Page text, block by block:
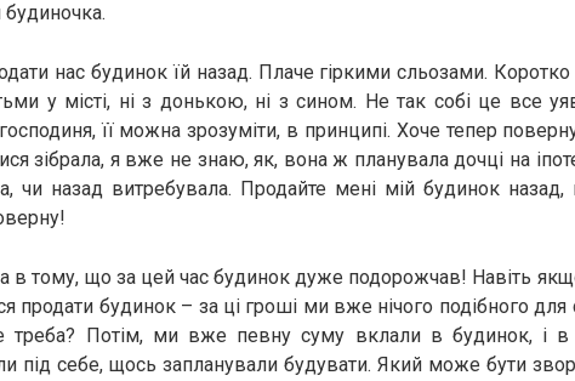
будиночка.
нас будинок їй назад. Плаче гіркими сльозами.
у місті, ні з донькою, ні з сином. Не так собі це все
її можна зрозуміти, в принципі. Хоче тепер
зібрала, я вже не знаю, як, вона ж планувала дочці на
чи назад витребувала. Продайте мені мій будинок
в тому, що за цей час будинок дуже подорожчав! Навіть
продати будинок – за ці гроші ми вже нічого подібного
треба? Потім, ми вже певну суму вклали в будинок, і
під себе, щось запланували будувати. Який може бути